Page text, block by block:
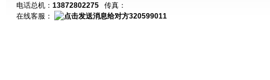
电话总机： 13872802275 传真：
在线客服：
320599011